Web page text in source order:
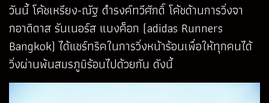
วันนี้ โค้ชเหรียง-ณัฐ ดำรงค์ทวีศักดิ์ โค้ชด้านการวิ่งจา
กอาดิดาส รันเนอร์ส แบงค็อก (adidas Runners
Bangkok) ได้แชร์ทริคในการวิ่งหน้าร้อนเพื่อให้ทุกคนได้
วิ่งผ่านพ้นสมรภูมิร้อนไปด้วยกัน ดังนี้